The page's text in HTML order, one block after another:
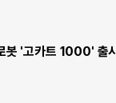
봇 '고카트 1000' 출시